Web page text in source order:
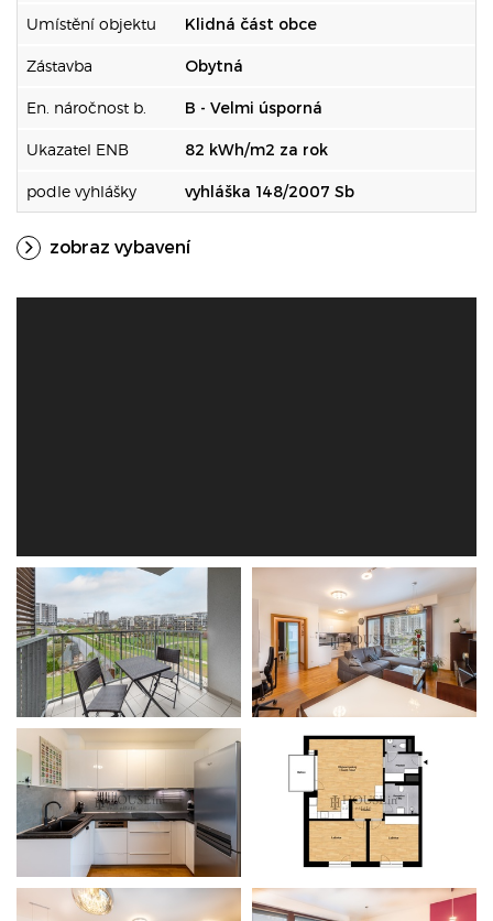
Umístění objektu Klidná část obce
Zástavba Obytná
En. náročnost b. B - Velmi úsporná
Ukazatel ENB 82 kWh/m2 za rok
podle vyhlášky vyhláška 148/2007 Sb
zobraz vybavení